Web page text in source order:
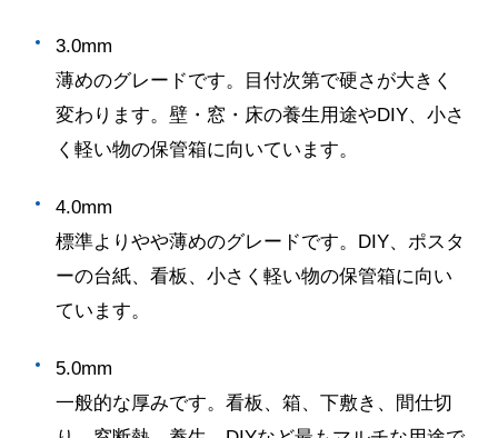
3.0mm
薄めのグレードです。目付次第で硬さが大きく
変わります。壁・窓・床の養生用途やDIY、小さ
く軽い物の保管箱に向いています。
4.0mm
標準よりやや薄めのグレードです。 DIY、ポスタ
ーの台紙、看板、小さく軽い物の保管箱に向い
ています。
5.0mm
一般的な厚みです。看板、箱、下敷き、間仕切